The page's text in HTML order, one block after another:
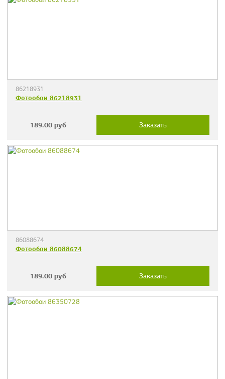
86218931
Фотообои 86218931
189.00 руб Заказать
86088674
Фотообои 86088674
189.00 руб Заказать